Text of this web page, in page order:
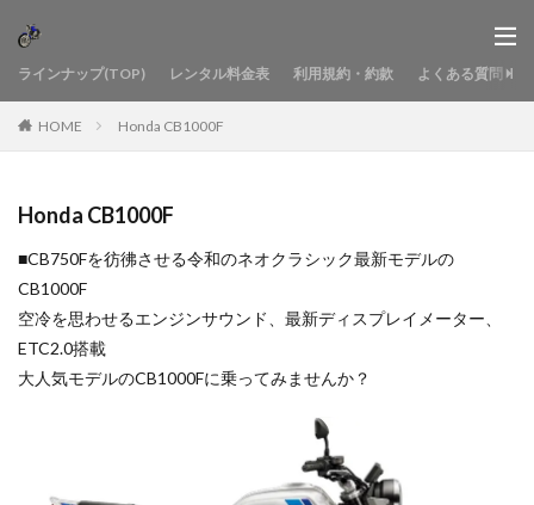
ラインナップ(TOP) レンタル料金表 利用規約・約款 よくある質問
HOME Honda CB1000F
Honda CB1000F
■CB750Fを彷彿させる令和のネオクラシック最新モデルの
CB1000F
空冷を思わせるエンジンサウンド、最新ディスプレイメーター、
ETC2.0搭載
大人気モデルのCB1000Fに乗ってみませんか？